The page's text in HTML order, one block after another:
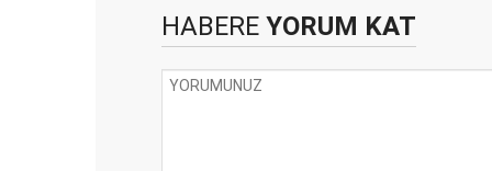
HABERE YORUM KAT